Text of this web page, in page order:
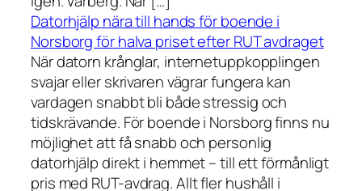
Datorhjälp nära till hands för boende i
Norsborg för halva priset efter RUT avdraget
När datorn krånglar, internetuppkopplingen
svajar eller skrivaren vägrar fungera kan
vardagen snabbt bli både stressig och
tidskrävande. För boende i Norsborg finns nu
möjlighet att få snabb och personlig
datorhjälp direkt i hemmet – till ett förmånligt
pris med RUT-avdrag. Allt fler hushåll i